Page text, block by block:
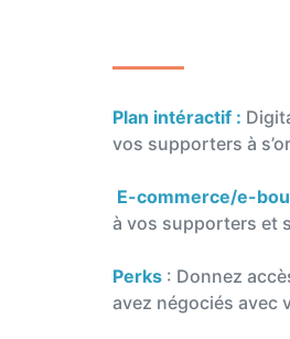
Plan intéractif :
vos supporters à
E-commerce/e-
à vos supporters et
Perks : Donnez
avez négociés avec